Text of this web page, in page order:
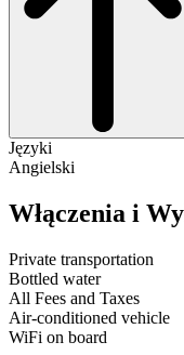
Języki
Angielski
Włączenia i
Private transportation
Bottled water
All Fees and Taxes
Air-conditioned vehicle
WiFi on board